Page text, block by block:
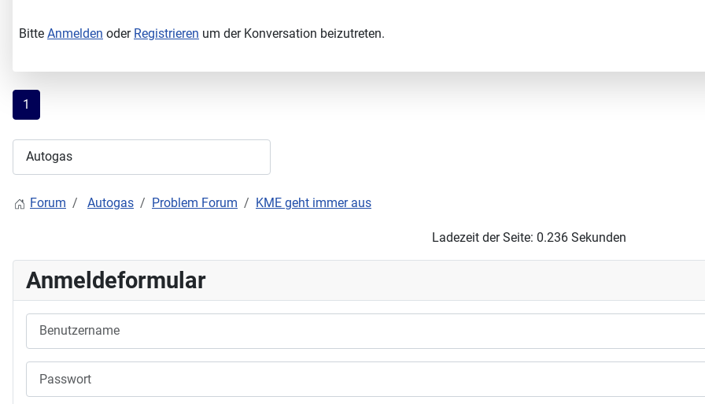
Bitte Anmelden oder Registrieren um der Konversation beizutreten.
1
Forum Autogas Problem Forum KME geht immer aus
Ladezeit der Seite: 0.236 Sekunden
Anmeldeformular